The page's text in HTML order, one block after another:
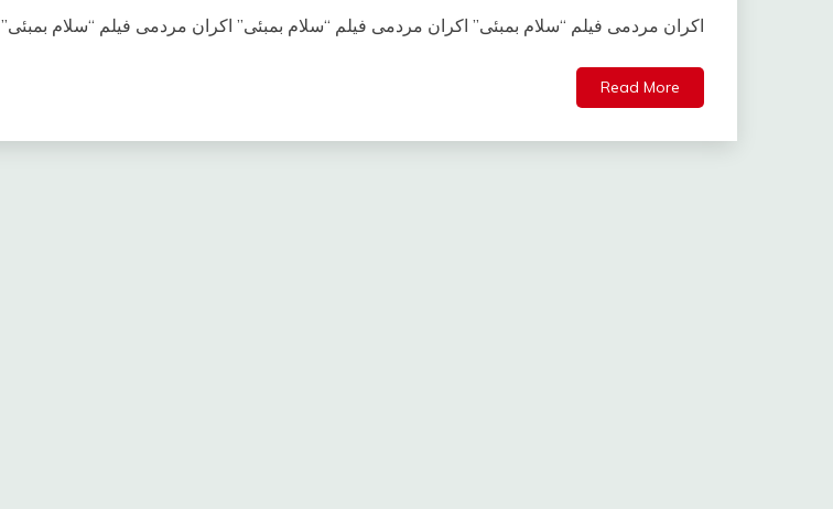
اکران مردمی فیلم “سلام بمبئی” اکران مردمی فیلم “سلام بمبئی” اکران مردمی فیلم “سلام بمبئی”
Read More